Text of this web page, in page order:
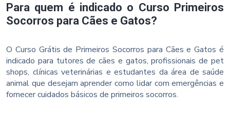
Para quem é indicado o Curso Primeiros
Socorros para Cães e Gatos?
O Curso Grátis de Primeiros Socorros para Cães e Gatos é
indicado para tutores de cães e gatos, profissionais de pet
shops, clínicas veterinárias e estudantes da área de saúde
animal que desejam aprender como lidar com emergências e
fornecer cuidados básicos de primeiros socorros.